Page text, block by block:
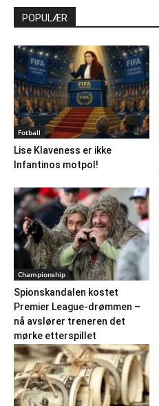
POPULÆR
Fotball
Lise Klaveness er ikke
Infantinos motpol!
Championship
Spionskandalen kostet
Premier League-drømmen –
nå avslører treneren det
mørke etterspillet